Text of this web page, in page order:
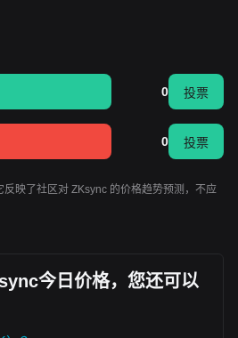
0 投票
0 投票
映了社区对 ZKsync 的价格趋势预测，不应
今日价格，您还可以